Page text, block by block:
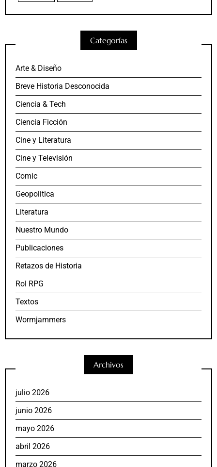
Categorías
Arte & Diseño
Breve Historia Desconocida
Ciencia & Tech
Ciencia Ficción
Cine y Literatura
Cine y Televisión
Comic
Geopolitica
Literatura
Nuestro Mundo
Publicaciones
Retazos de Historia
Rol RPG
Textos
Wormjammers
Archivos
julio 2026
junio 2026
mayo 2026
abril 2026
marzo 2026